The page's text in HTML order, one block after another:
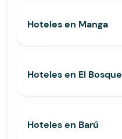
Hoteles en Manga
Hoteles en El Bosque
Hoteles en Barú